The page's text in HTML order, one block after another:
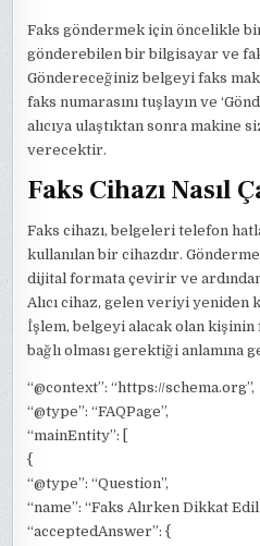
Faks göndermek için öncelikle
gönderebilen bir bilgisayar ve
Göndereceğiniz belgeyi faks
faks numarasını tuşlayın ve
alıcıya ulaştıktan sonra makine
verecektir.
Faks Cihazı Nasıl
Faks cihazı, belgeleri telefon
kullanılan bir cihazdır.
dijital formata çevirir ve
Alıcı cihaz, gelen veriyi yeniden
İşlem, belgeyi alacak olan kişinin
bağlı olması gerektiği anlamına
“@context”: “https://schema.org”,
“@type”: “FAQPage”,
“mainEntity”: [
{
“@type”: “Question”,
“name”: “Faks Alırken Dikkat
“acceptedAnswer”: {